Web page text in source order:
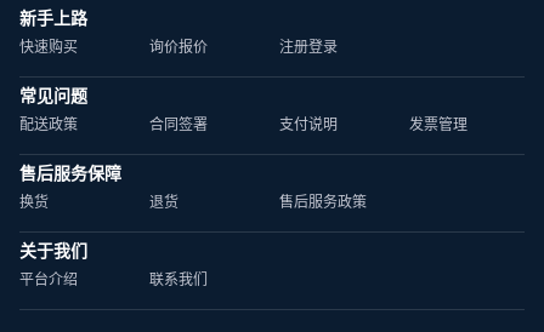
新手上路
快速购买 询价报价 注册登录
常见问题
配送政策 合同签署 支付说明 发票管理
售后服务保障
换货 退货 售后服务政策
关于我们
平台介绍 联系我们